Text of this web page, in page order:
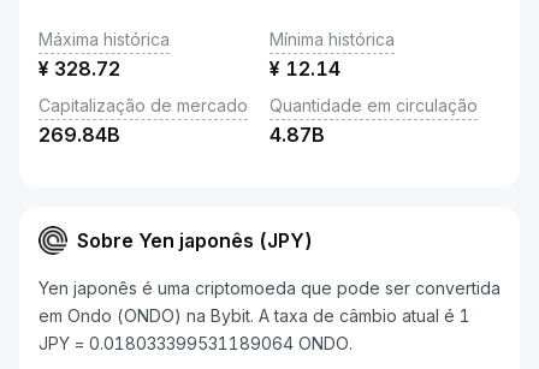
Máxima histórica
¥ 328.72
Mínima histórica
¥ 12.14
Capitalização de mercado
269.84B
Quantidade em circulação
4.87B
Sobre Yen japonês (JPY)
Yen japonês é uma criptomoeda que pode ser convertida
em Ondo (ONDO) na Bybit. A taxa de câmbio atual é 1
JPY = 0.018033399531189064 ONDO.